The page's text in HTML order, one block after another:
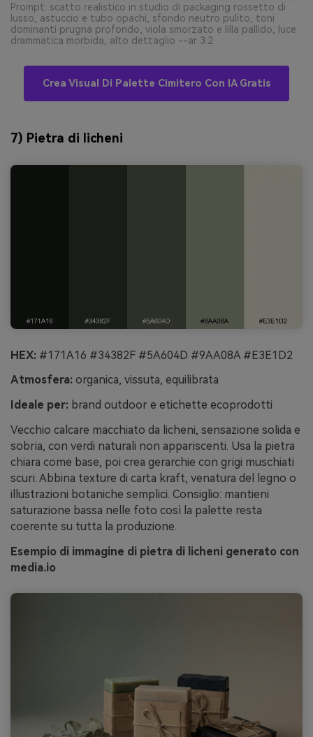
Prompt: scatto realistico in studio di packaging rossetto di
lusso, astuccio e tubo opachi, sfondo neutro pulito, toni
dominanti prugna profondo, viola smorzato e lilla pallido, luce
drammatica morbida, alto dettaglio --ar 3:2
Crea Visual Di Palette Cimitero Con IA Gratis
7) Pietra di licheni
HEX: #171A16 #34382F #5A604D #9AA08A #E3E1D2
Atmosfera: organica, vissuta, equilibrata
Ideale per: brand outdoor e etichette ecoprodotti
Vecchio calcare macchiato da licheni, sensazione solida e
sobria, con verdi naturali non appariscenti. Usa la pietra
chiara come base, poi crea gerarchie con grigi muschiati
scuri. Abbina texture di carta kraft, venatura del legno o
illustrazioni botaniche semplici. Consiglio: mantieni
saturazione bassa nelle foto così la palette resta
coerente su tutta la produzione.
Esempio di immagine di pietra di licheni generato con
media.io